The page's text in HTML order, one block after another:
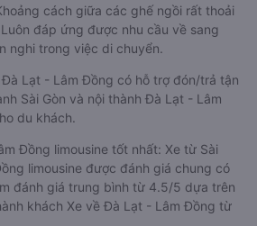
cách giữa các ghế ngồi rất thoải
đáp ứng được nhu cầu về sang
nghi trong việc di chuyển.
Lạt - Lâm Đồng có hỗ trợ đón/trả tận
Sài Gòn và nội thành Đà Lạt - Lâm
du khách.
Đồng limousine tốt nhất: Xe từ Sài
limousine được đánh giá chung có
đánh giá trung bình từ 4.5/5 dựa trên
khách Xe về Đà Lạt - Lâm Đồng từ